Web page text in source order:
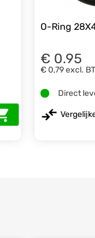
O-Ring
€ 0.95
€ 0,79excl.
Direct